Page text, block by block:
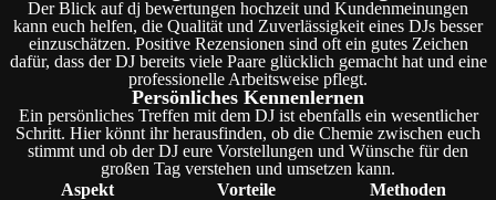
Der Blick auf dj bewertungen hochzeit und Kundenmeinungen
kann euch helfen, die Qualität und Zuverlässigkeit eines DJs besser
einzuschätzen. Positive Rezensionen sind oft ein gutes Zeichen
dafür, dass der DJ bereits viele Paare glücklich gemacht hat und eine
professionelle Arbeitsweise pflegt.
Persönliches Kennenlernen
Ein persönliches Treffen mit dem DJ ist ebenfalls ein wesentlicher
Schritt. Hier könnt ihr herausfinden, ob die Chemie zwischen euch
stimmt und ob der DJ eure Vorstellungen und Wünsche für den
großen Tag verstehen und umsetzen kann.
Aspekt
Vorteile
Methoden